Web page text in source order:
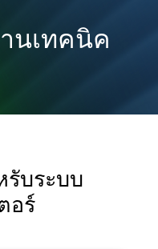
นเทคนิค
บระบบ
อร์